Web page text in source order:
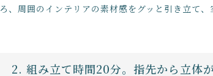
ろ、周囲のインテリアの素材感をグッと引き立て
2. 組み立て時間20分。指先から立体